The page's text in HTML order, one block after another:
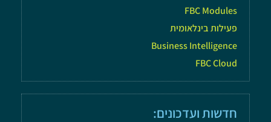
FBC Modules
פעילות בינלאומית
Business Intelligence
FBC Cloud
חדשות ועדכונים: